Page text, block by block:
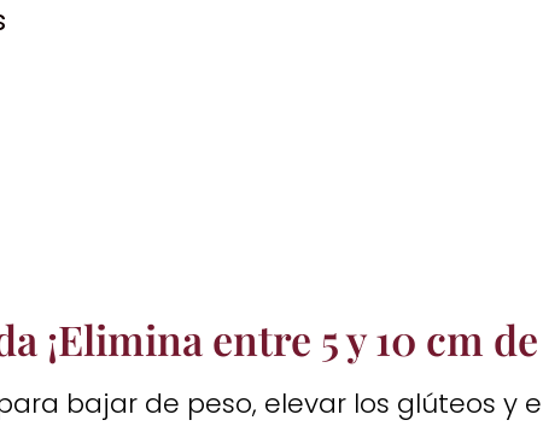
¡Elimina entre 5 y 10 cm
bajar de peso, elevar los glúteos y